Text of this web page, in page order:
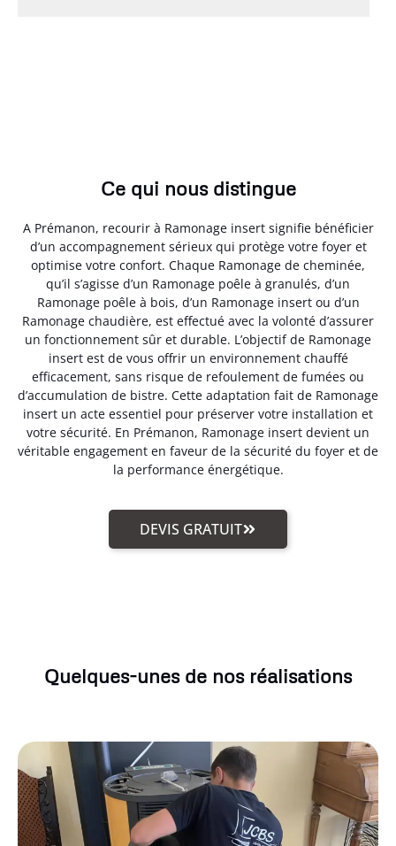
Ce qui nous distingue
A Prémanon, recourir à Ramonage insert signifie bénéficier
d’un accompagnement sérieux qui protège votre foyer et
optimise votre confort. Chaque Ramonage de cheminée,
qu’il s’agisse d’un Ramonage poêle à granulés, d’un
Ramonage poêle à bois, d’un Ramonage insert ou d’un
Ramonage chaudière, est effectué avec la volonté d’assurer
un fonctionnement sûr et durable. L’objectif de Ramonage
insert est de vous offrir un environnement chauffé
efficacement, sans risque de refoulement de fumées ou
d’accumulation de bistre. Cette adaptation fait de Ramonage
insert un acte essentiel pour préserver votre installation et
votre sécurité. En Prémanon, Ramonage insert devient un
véritable engagement en faveur de la sécurité du foyer et de
la performance énergétique.
DEVIS GRATUIT
Quelques-unes de nos réalisations